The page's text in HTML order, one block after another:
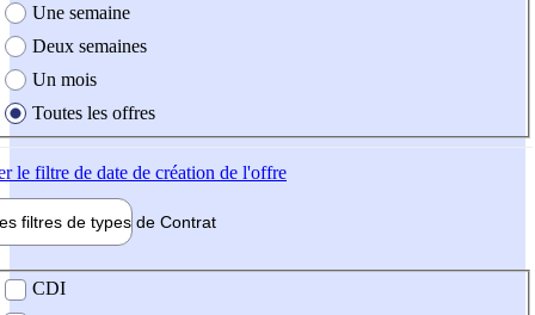
Une semaine
Deux semaines
Un mois
Toutes les offres
le filtre de date de création de l'offre
filtres de types de Contrat
contrat
CDI